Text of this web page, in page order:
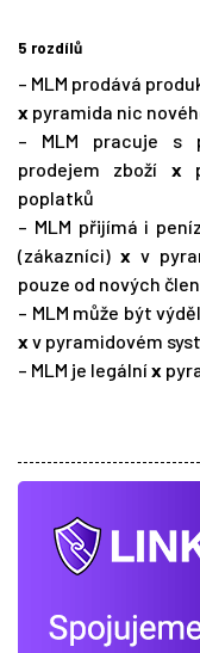
5 rozdílů
– MLM prodává
x pyramida nic
– MLM pracuje s
prodejem zboží x
poplatků
– MLM přijímá i
(zákazníci)x v
pouze od nových
– MLM může být
x v pyramidovém
– MLM je legálníx